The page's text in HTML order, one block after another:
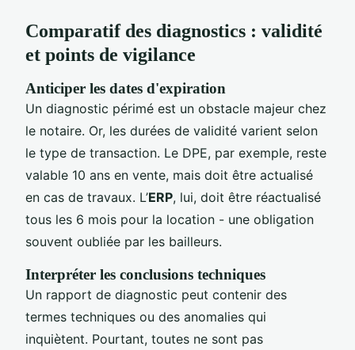
Comparatif des diagnostics : validité
et points de vigilance
Anticiper les dates d'expiration
Un diagnostic périmé est un obstacle majeur chez
le notaire. Or, les durées de validité varient selon
le type de transaction. Le DPE, par exemple, reste
valable 10 ans en vente, mais doit être actualisé
en cas de travaux. L’ERP, lui, doit être réactualisé
tous les 6 mois pour la location - une obligation
souvent oubliée par les bailleurs.
Interpréter les conclusions techniques
Un rapport de diagnostic peut contenir des
termes techniques ou des anomalies qui
inquiètent. Pourtant, toutes ne sont pas